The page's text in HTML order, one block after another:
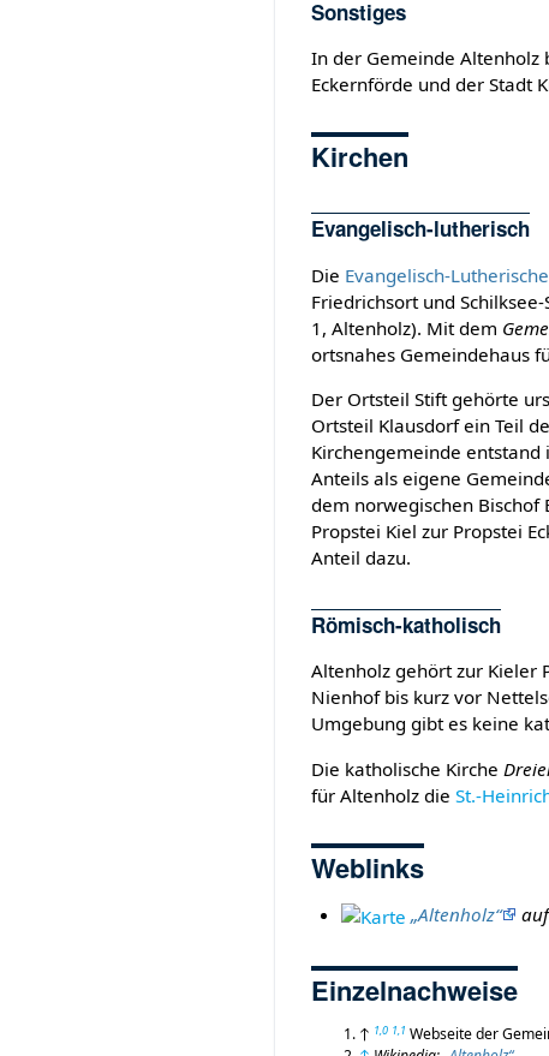
Sonstiges
In der Gemeinde Altenholz
Eckernförde und der Stadt
Kirchen
Evangelisch-lutherisch
Die Evangelisch-
Friedrichsort und
1, Altenholz). Mit dem
ortsnahes Gemeindehaus
Der Ortsteil Stift gehörte
Ortsteil Klausdorf ein Teil
Kirchengemeinde entstand
Anteils als eigene
dem norwegischen
Propstei Kiel zur Propstei
Anteil dazu.
Römisch-katholisch
Altenholz gehört zur Kieler
Nienhof bis kurz vor
Umgebung gibt es keine
Die katholische Kirche
für Altenholz dieSt.-
Weblinks
„Altenholz“
Einzelnachweise
↑ 1,0 1,1 Webseite der